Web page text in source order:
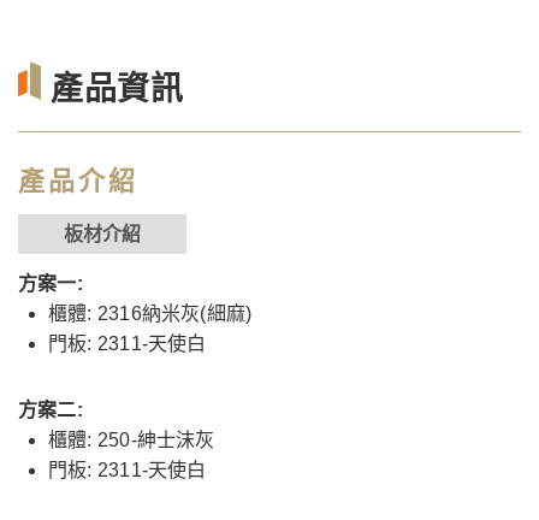
產品資訊
產品介紹
板材介紹
方案一:
櫃體: 2316納米灰(細麻)
門板: 2311-天使白
方案二:
櫃體: 250-紳士沫灰
門板: 2311-天使白